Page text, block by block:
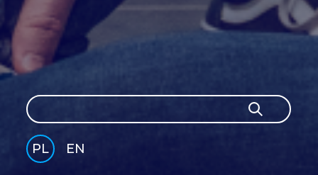
Szukaj
Szukaj
PL
EN